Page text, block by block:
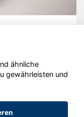
- 2026
ähnliche
gewährleisten und